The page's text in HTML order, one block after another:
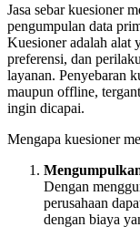
Jasa sebar kuesioner
pengumpulan data
Kuesioner adalah alat
preferensi, dan
layanan. Penyebaran
maupun offline,
ingin dicapai.
Mengapa kuesioner
Dengan
perusahaan
dengan biaya